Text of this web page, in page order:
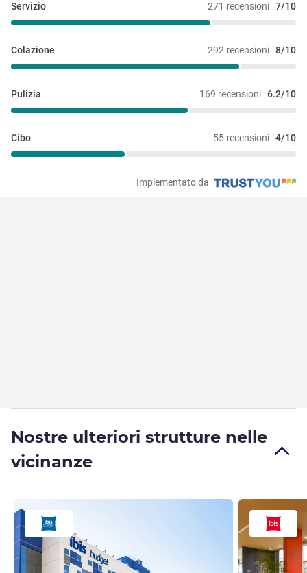
271 recensioni 7/10
Servizio
292 recensioni 8/10
Colazione
169 recensioni 6.2/10
Pulizia
55 recensioni 4/10
Cibo
Implementato da
Nostre ulteriori strutture nelle
vicinanze